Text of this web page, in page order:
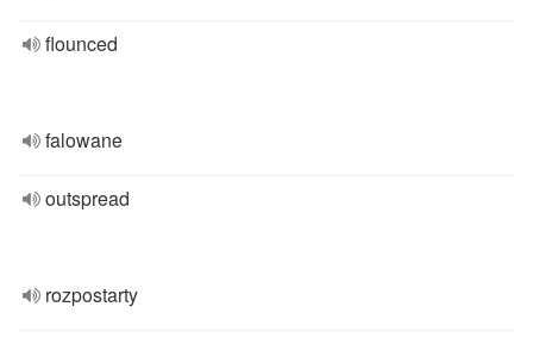
flounced
falowane
outspread
rozpostarty